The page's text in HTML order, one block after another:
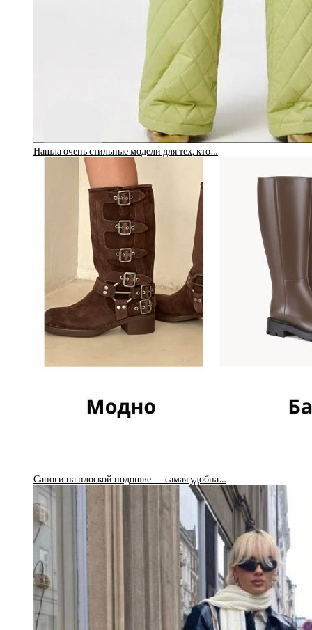
Нашла очень стильные модели для тех, кто…
Сапоги на плоской подошве — самая удобна…